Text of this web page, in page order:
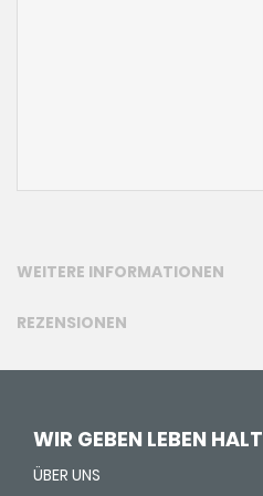
WEITERE INFORMATIONEN
REZENSIONEN
WIR GEBEN LEBEN HALT
ÜBER UNS